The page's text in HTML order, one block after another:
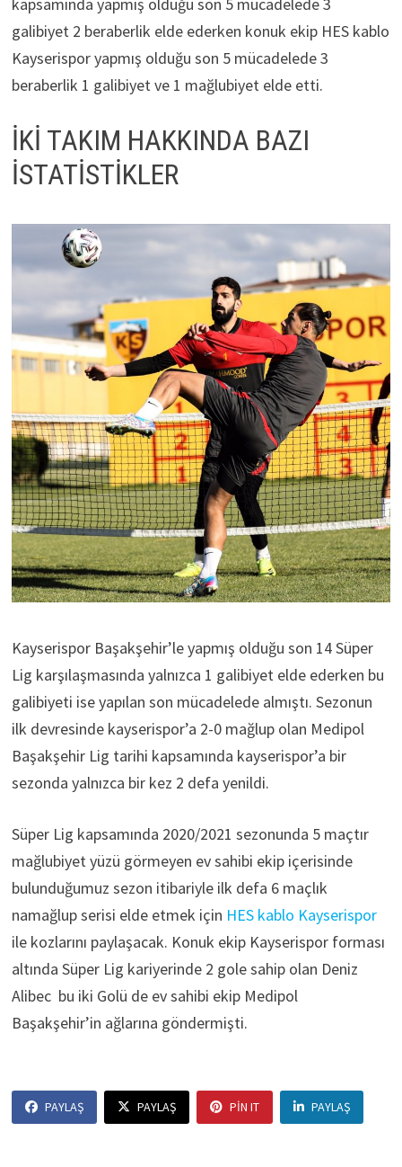
galibiyet 2 beraberlik elde ederken konuk ekip HES kablo
Kayserispor yapmış olduğu son 5 mücadelede 3
beraberlik 1 galibiyet ve 1 mağlubiyet elde etti.
İKİ TAKIM HAKKINDA BAZI
İSTATİSTİKLER
Kayserispor Başakşehir’le yapmış olduğu son 14 Süper
Lig karşılaşmasında yalnızca 1 galibiyet elde ederken bu
galibiyeti ise yapılan son mücadelede almıştı. Sezonun
ilk devresinde kayserispor’a 2-0 mağlup olan Medipol
Başakşehir Lig tarihi kapsamında kayserispor’a bir
sezonda yalnızca bir kez 2 defa yenildi.
Süper Lig kapsamında 2020/2021 sezonunda 5 maçtır
mağlubiyet yüzü görmeyen ev sahibi ekip içerisinde
bulunduğumuz sezon itibariyle ilk defa 6 maçlık
namağlup serisi elde etmek için HES kablo Kayserispor
ile kozlarını paylaşacak. Konuk ekip Kayserispor forması
altında Süper Lig kariyerinde 2 gole sahip olan Deniz
Alibec bu iki Golü de ev sahibi ekip Medipol
Başakşehir’in ağlarına göndermişti.
PAYLAŞ PAYLAŞ PIN IT PAYLAŞ